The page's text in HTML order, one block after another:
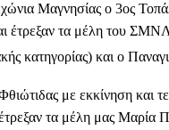
Μαγνησίας ο 3ος
έτρεξαν τα μέλη του
κατηγορίας) και ο
με εκκίνηση και
τα μέλη μας Μαρία